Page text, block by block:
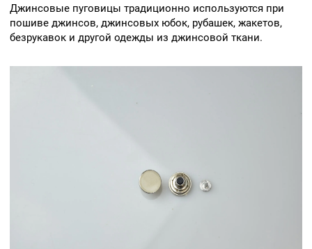
Джинсовые пуговицы традиционно используются при
пошиве джинсов, джинсовых юбок, рубашек, жакетов,
безрукавок и другой одежды из джинсовой ткани.